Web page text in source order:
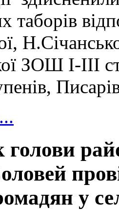
таборів
ЗОШ І-ІІІ
голови
у